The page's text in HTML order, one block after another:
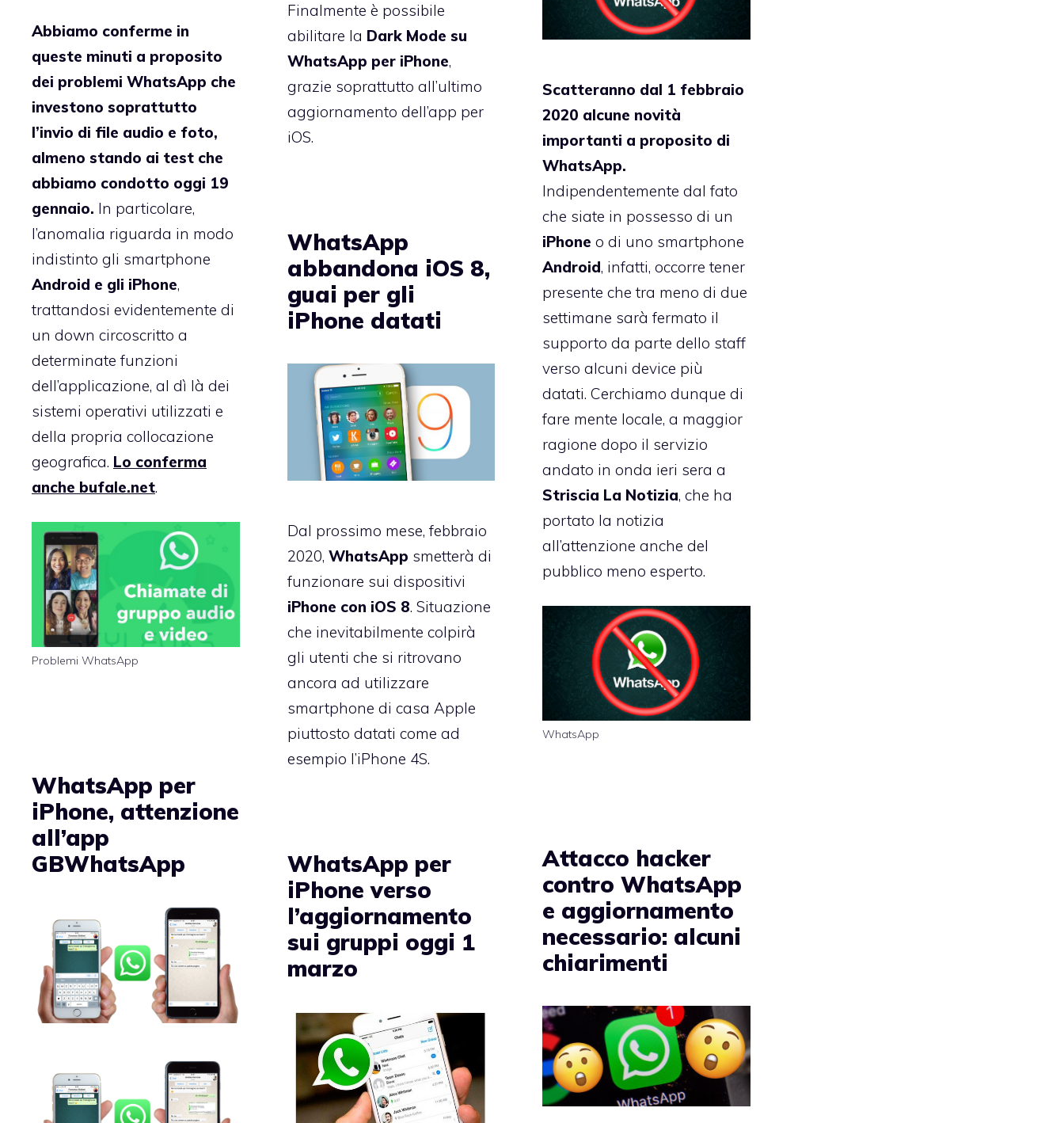
Finalmente è possibile
abilitare la Dark Mode su
WhatsApp per iPhone,
grazie soprattutto all’ultimo
aggiornamento dell’app per
iOS.
Abbiamo conferme in
queste minuti a proposito
dei problemi WhatsApp che
investono soprattutto
l’invio di file audio e foto,
almeno stando ai test che
abbiamo condotto oggi 19
gennaio. In particolare,
l’anomalia riguarda in modo
indistinto gli smartphone
Android e gli iPhone,
trattandosi evidentemente di
un down circoscritto a
determinate funzioni
dell’applicazione, al dì là dei
sistemi operativi utilizzati e
della propria collocazione
geografica. Lo conferma
anche bufale.net.
Problemi WhatsApp
Scatteranno dal 1 febbraio
2020 alcune novità
importanti a proposito di
WhatsApp.
Indipendentemente dal fato
che siate in possesso di un
iPhone o di uno smartphone
Android, infatti, occorre tener
presente che tra meno di due
settimane sarà fermato il
supporto da parte dello staff
verso alcuni device più
datati. Cerchiamo dunque di
fare mente locale, a maggior
ragione dopo il servizio
andato in onda ieri sera a
Striscia La Notizia, che ha
portato la notizia
all’attenzione anche del
pubblico meno esperto.
WhatsApp
WhatsApp
abbandona iOS 8,
guai per gli
iPhone datati
Dal prossimo mese, febbraio
2020, WhatsApp smetterà di
funzionare sui dispositivi
iPhone con iOS 8. Situazione
che inevitabilmente colpirà
gli utenti che si ritrovano
ancora ad utilizzare
smartphone di casa Apple
piuttosto datati come ad
esempio l’iPhone 4S.
WhatsApp per
iPhone, attenzione
all’app
GBWhatsApp
Attacco hacker
contro WhatsApp
e aggiornamento
necessario: alcuni
chiarimenti
WhatsApp per
iPhone verso
l’aggiornamento
sui gruppi oggi 1
marzo